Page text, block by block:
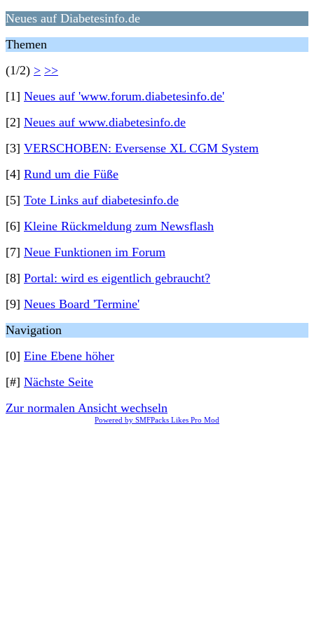
Neues auf Diabetesinfo.de
Themen
(1/2) > >>
[1] Neues auf 'www.forum.diabetesinfo.de'
[2] Neues auf www.diabetesinfo.de
[3] VERSCHOBEN: Eversense XL CGM System
[4] Rund um die Füße
[5] Tote Links auf diabetesinfo.de
[6] Kleine Rückmeldung zum Newsflash
[7] Neue Funktionen im Forum
[8] Portal: wird es eigentlich gebraucht?
[9] Neues Board 'Termine'
Navigation
[0] Eine Ebene höher
[#] Nächste Seite
Zur normalen Ansicht wechseln
Powered by SMFPacks Likes Pro Mod